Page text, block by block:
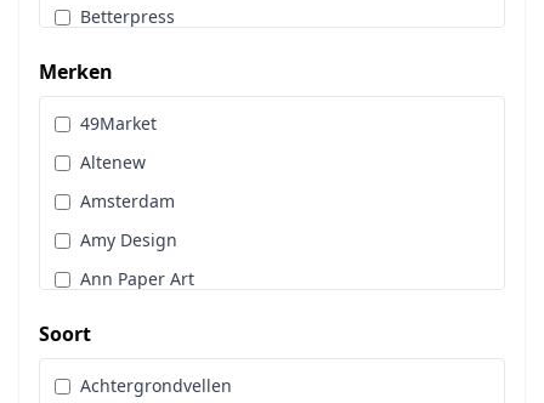
Betterpress
Brads
Cadence
Designpapier
Distress Oxide Spray
Distress Spritz
Divers
Dot & Do
Embossingpoeder
Merken
49Market
Altenew
Amsterdam
Amy Design
Ann Paper Art
Art Impressions
Art Journaling
Soort
Achtergrondvellen